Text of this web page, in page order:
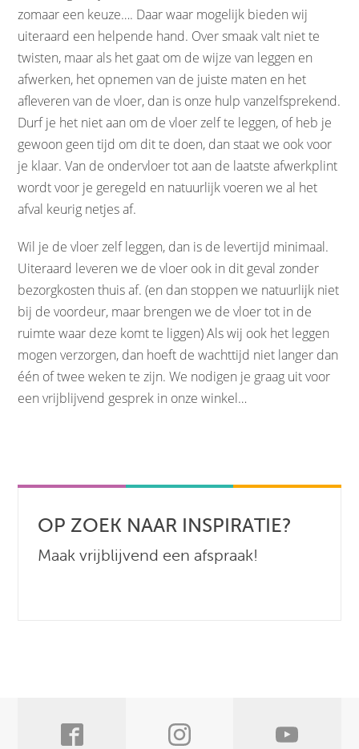
zomaar een keuze…. Daar waar mogelijk bieden wij
uiteraard een helpende hand. Over smaak valt niet te
twisten, maar als het gaat om de wijze van leggen en
afwerken, het opnemen van de juiste maten en het
afleveren van de vloer, dan is onze hulp vanzelfsprekend.
Durf je het niet aan om de vloer zelf te leggen, of heb je
gewoon geen tijd om dit te doen, dan staat we ook voor
je klaar. Van de ondervloer tot aan de laatste afwerkplint
wordt voor je geregeld en natuurlijk voeren we al het
afval keurig netjes af.
Wil je de vloer zelf leggen, dan is de levertijd minimaal.
Uiteraard leveren we de vloer ook in dit geval zonder
bezorgkosten thuis af. (en dan stoppen we natuurlijk niet
bij de voordeur, maar brengen we de vloer tot in de
ruimte waar deze komt te liggen) Als wij ook het leggen
mogen verzorgen, dan hoeft de wachttijd niet langer dan
één of twee weken te zijn. We nodigen je graag uit voor
een vrijblijvend gesprek in onze winkel…
OP ZOEK NAAR INSPIRATIE?
Maak vrijblijvend een afspraak!